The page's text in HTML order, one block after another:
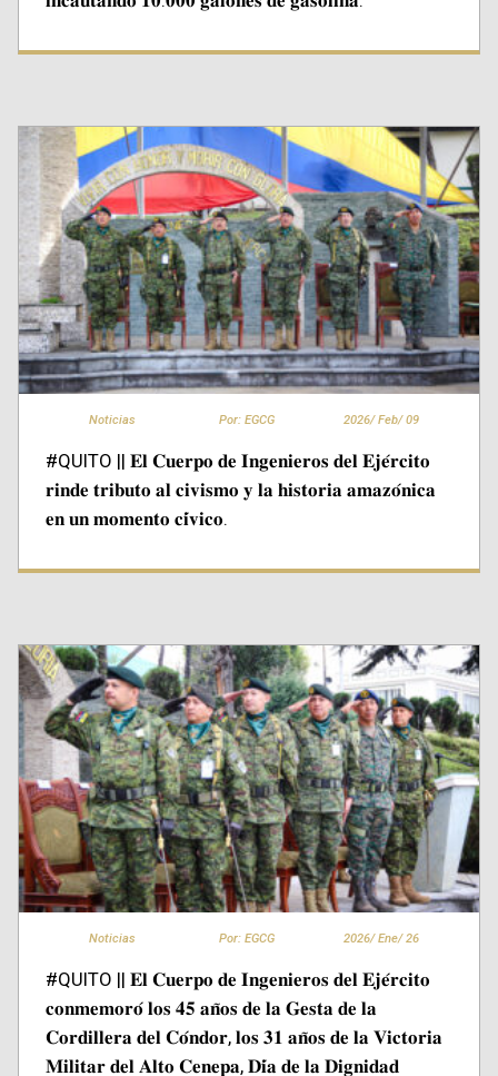
Noticias Por: EGCG 2026/ Feb/ 09
#QUITO || 𝐄𝐥 𝐂𝐮𝐞𝐫𝐩𝐨 𝐝𝐞 𝐈𝐧𝐠𝐞𝐧𝐢𝐞𝐫𝐨𝐬 𝐝𝐞𝐥 𝐄𝐣𝐞́𝐫𝐜𝐢𝐭𝐨
𝐫𝐢𝐧𝐝𝐞 𝐭𝐫𝐢𝐛𝐮𝐭𝐨 𝐚𝐥 𝐜𝐢𝐯𝐢𝐬𝐦𝐨 𝐲 𝐥𝐚 𝐡𝐢𝐬𝐭𝐨𝐫𝐢𝐚 𝐚𝐦𝐚𝐳𝐨́𝐧𝐢𝐜𝐚
𝐞𝐧 𝐮𝐧 𝐦𝐨𝐦𝐞𝐧𝐭𝐨 𝐜𝐢́𝐯𝐢𝐜𝐨.
Noticias Por: EGCG 2026/ Ene/ 26
#QUITO || 𝐄𝐥 𝐂𝐮𝐞𝐫𝐩𝐨 𝐝𝐞 𝐈𝐧𝐠𝐞𝐧𝐢𝐞𝐫𝐨𝐬 𝐝𝐞𝐥 𝐄𝐣𝐞́𝐫𝐜𝐢𝐭𝐨
𝐜𝐨𝐧𝐦𝐞𝐦𝐨𝐫𝐨́ 𝐥𝐨𝐬 𝟒𝟓 𝐚𝐧̃𝐨𝐬 𝐝𝐞 𝐥𝐚 𝐆𝐞𝐬𝐭𝐚 𝐝𝐞 𝐥𝐚
𝐂𝐨𝐫𝐝𝐢𝐥𝐥𝐞𝐫𝐚 𝐝𝐞𝐥 𝐂𝐨́𝐧𝐝𝐨𝐫, 𝐥𝐨𝐬 𝟑𝟏 𝐚𝐧̃𝐨𝐬 𝐝𝐞 𝐥𝐚 𝐕𝐢𝐜𝐭𝐨𝐫𝐢𝐚
𝐌𝐢𝐥𝐢𝐭𝐚𝐫 𝐝𝐞𝐥 𝐀𝐥𝐭𝐨 𝐂𝐞𝐧𝐞𝐩𝐚, 𝐃𝐢́𝐚 𝐝𝐞 𝐥𝐚 𝐃𝐢𝐠𝐧𝐢𝐝𝐚𝐝